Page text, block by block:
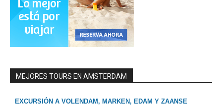
MEJORES TOURS EN AMSTERDAM
EXCURSIÓN A VOLENDAM, MARKEN, EDAM Y ZAANSE